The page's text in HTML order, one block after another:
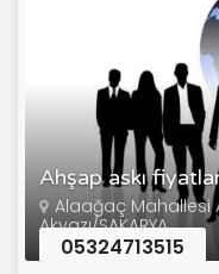
Ahşap askı
Alaağaç Mahallesi
Akyazı/SAKARYA
05324713515